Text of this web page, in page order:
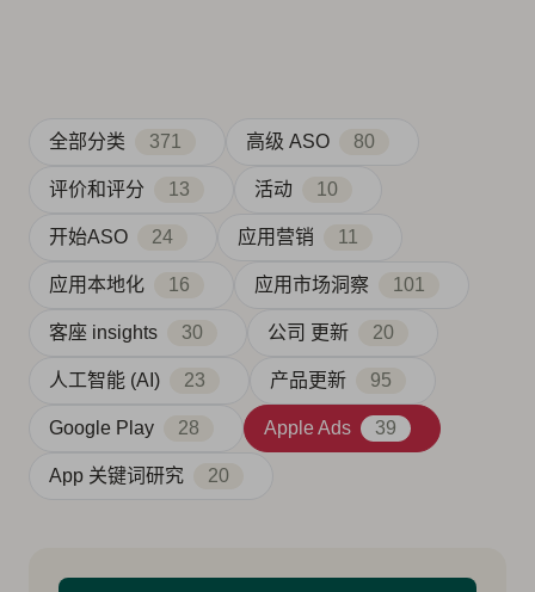
全部分类 371 高级 ASO 80
评价和评分 13 活动 10
开始ASO 24 应用营销 11
应用本地化 16 应用市场洞察 101
客座 insights 30 公司 更新 20
人工智能 (AI) 23 产品更新 95
Google Play 28 Apple Ads 39
App 关键词研究 20